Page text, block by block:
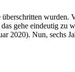
wurden.
gehe eindeutig zu
2020). Nun, sechs